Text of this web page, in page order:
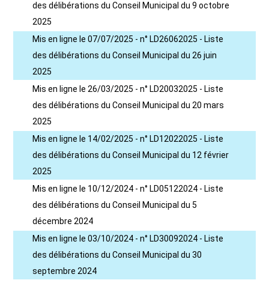
des délibérations du Conseil Municipal du 9 octobre
2025
Mis en ligne le 07/07/2025 - n° LD26062025 - Liste
des délibérations du Conseil Municipal du 26 juin
2025
Mis en ligne le 26/03/2025 - n° LD20032025 - Liste
des délibérations du Conseil Municipal du 20 mars
2025
Mis en ligne le 14/02/2025 - n° LD12022025 - Liste
des délibérations du Conseil Municipal du 12 février
2025
Mis en ligne le 10/12/2024 - n° LD05122024 - Liste
des délibérations du Conseil Municipal du 5
décembre 2024
Mis en ligne le 03/10/2024 - n° LD30092024 - Liste
des délibérations du Conseil Municipal du 30
septembre 2024